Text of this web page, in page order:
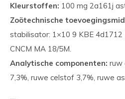
Kleurstoffen: 100 mg 2a161j
Zoötechnische
stabilisator: 1×10 9 KBE 4d1712
CNCM MA 18/5M.
Analytische componenten: ruw
7,3%, ruwe celstof 3,7%, ruwe